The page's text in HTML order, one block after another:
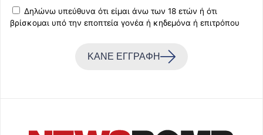
Δηλώνω υπεύθυνα ότι είμαι άνω των 18 ετών ή ότι
βρίσκομαι υπό την εποπτεία γονέα ή κηδεμόνα ή επιτρόπου
ΚΑΝΕ ΕΓΓΡΑΦΗ